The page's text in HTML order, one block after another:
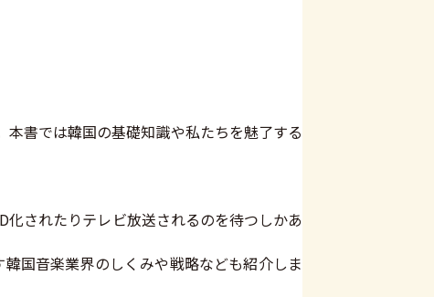
書では韓国の基礎知識や私たちを魅了する
化されたりテレビ放送されるのを待つしかあ
国音楽業界のしくみや戦略なども紹介しま